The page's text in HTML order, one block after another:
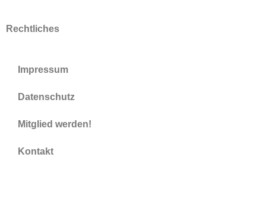
Rechtliches
Impressum
Datenschutz
Mitglied werden!
Kontakt